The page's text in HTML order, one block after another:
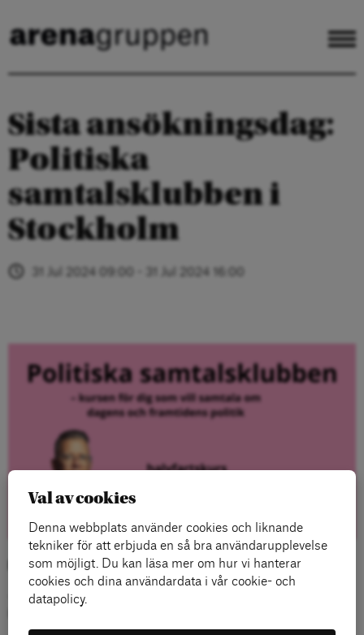
Sista ansökningsdag:
Politiska
samtalsklubben i
Stockholm
31 Jul 2024 09:00 - 31 Jul 2024 16:00
Politiska samtalsklubben
– Kursen för dig som vill samtala om dagens och framtidens
Val av cookies
Denna webbplats använder cookies och liknande
tekniker för att erbjuda en så bra användarupplevelse
som möjligt. Du kan läsa mer om hur vi hanterar
cookies och dina användardata i vår cookie- och
datapolicy.